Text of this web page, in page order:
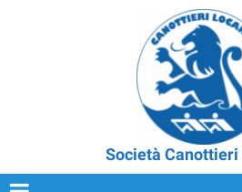
Società Canottieri